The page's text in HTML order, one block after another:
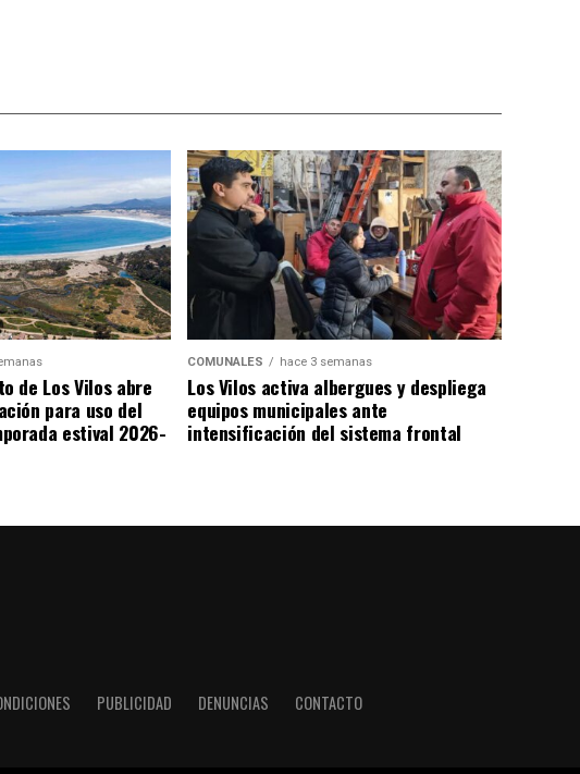
de Los Vilos abre
para uso del
estival 2026-
COMUNALES hace 3 semanas
Los Vilos activa albergues y despliega
equipos municipales ante
intensificación del sistema frontal
PUBLICIDAD DENUNCIAS CONTACTO